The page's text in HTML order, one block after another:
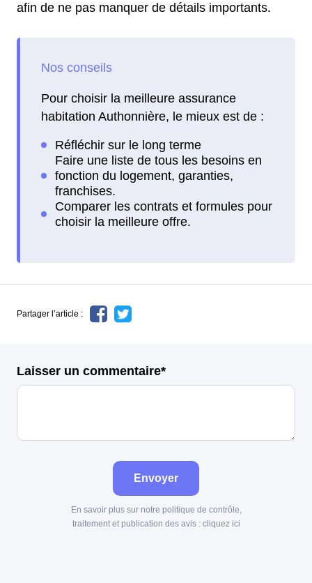
afin de ne pas manquer de détails importants.
Pour choisir la meilleure assurance
habitation Authonnière, le mieux est de :
Partager l’article :
Laisser un commentaire*
Envoyer
En savoir plus sur notre politique de contrôle,
traitement et publication des avis : cliquez ici